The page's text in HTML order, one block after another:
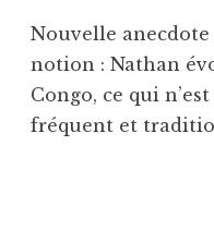
Nouvelle
notion : Nathan
Congo, ce qui
fréquent et